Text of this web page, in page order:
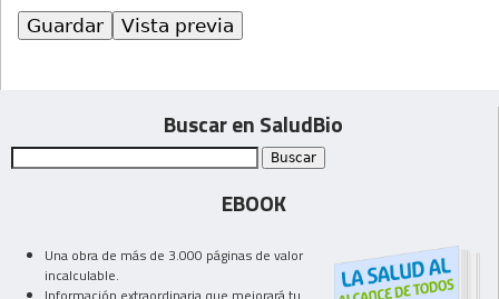
Buscar en SaludBio
EBOOK
Una obra de más de 3.000 páginas de valor
incalculable.